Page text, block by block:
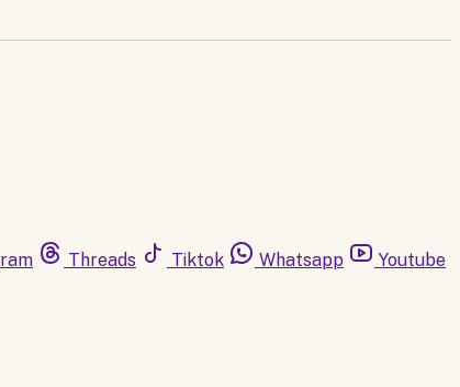
Threads Tiktok Whatsapp Youtube